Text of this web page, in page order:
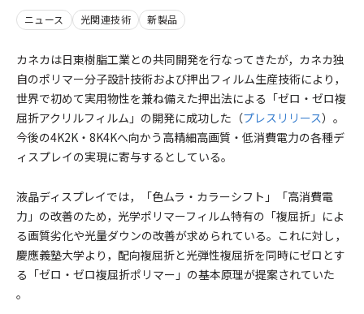
ニュース 光関連技術 新製品
カネカは日東樹脂工業との共同開発を行なってきたが，カネカ独
自のポリマー分子設計技術および押出フィルム生産技術により，
世界で初めて実用物性を兼ね備えた押出法による「ゼロ・ゼロ複
屈折アクリルフィルム」の開発に成功した（プレスリリース）。
今後の4K2K・8K4Kへ向かう高精細高画質・低消費電力の各種デ
ィスプレイの実現に寄与するとしている。
液晶ディスプレイでは，「色ムラ・カラーシフト」「高消費電
力」の改善のため，光学ポリマーフィルム特有の「複屈折」によ
る画質劣化や光量ダウンの改善が求められている。これに対し，
慶應義塾大学より，配向複屈折と光弾性複屈折を同時にゼロとす
る「ゼロ・ゼロ複屈折ポリマー」の基本原理が提案されていた
。